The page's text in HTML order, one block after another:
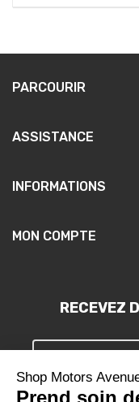
PARCOURIR
ASSISTANCE
INFORMATIONS
MON COMPTE
RECEVEZ